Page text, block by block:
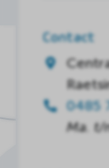
Contact
0485
Ma. t/